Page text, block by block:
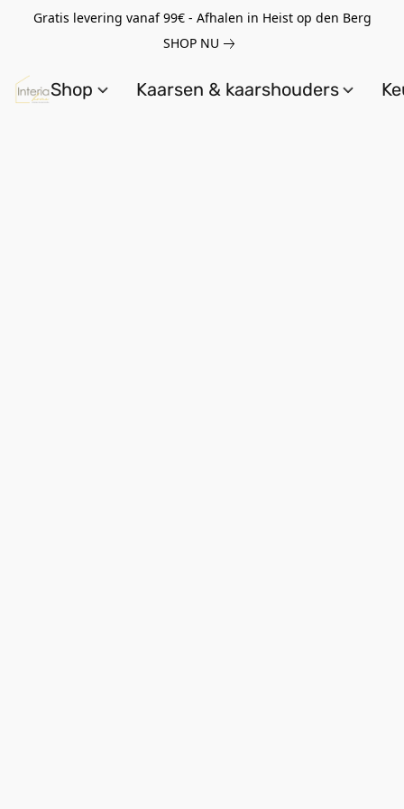
Gratis levering vanaf 99€ - Afhalen in Heist op den Berg
SHOP NU
Shop Kaarsen & kaarshouders